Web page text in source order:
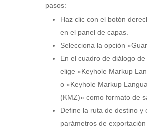
pasos:
Haz clic con el botón
en el panel de capas.
Selecciona la opción
En el cuadro de diálogo
elige «Keyhole Markup
o «Keyhole Markup
(KMZ)» como formato de
Define la ruta de destino y
parámetros de